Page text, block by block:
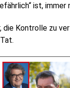
ist, immer
die Kontrolle zu